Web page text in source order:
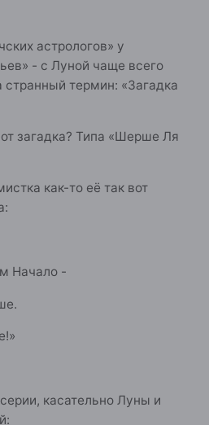
астрологов» у
- с Луной чаще всего
термин: «Загадка
загадка? Типа «Шерше Ля
как-то её так вот
Начало -
касательно Луны и